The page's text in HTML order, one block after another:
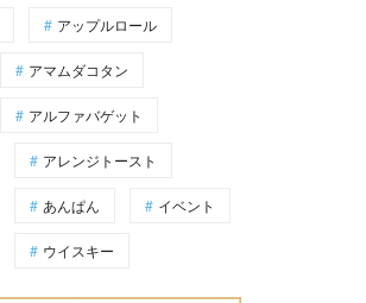
アップルロール
アマムダコタン
アルファバゲット
アレンジトースト
あんぱん イベント
ウイスキー